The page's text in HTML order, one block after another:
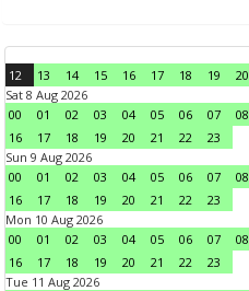
12 13 14 15 16 17 18 19 20
Sat 8 Aug 2026
00
01 02 03 04 05 06 07 08
16
17 18 19 20 21 22
23
Sun 9 Aug 2026
00
01 02 03 04 05 06 07 08
16
17 18 19 20 21 22
23
Mon 10 Aug 2026
00
01 02 03 04 05 06 07 08
16
17 18 19 20 21 22
23
Tue 11 Aug 2026